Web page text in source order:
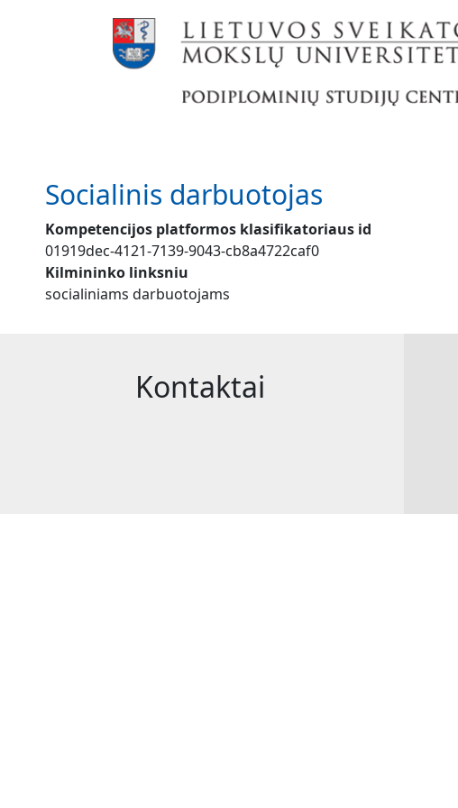
Socialinis darbuotojas
Kompetencijos platformos klasifikatoriaus id
01919dec-4121-7139-9043-cb8a4722caf0
Kilmininko linksniu
socialiniams darbuotojams
Kontaktai